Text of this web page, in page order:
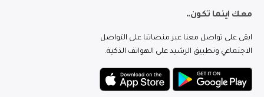
معك اينما تكون..
ابقى على تواصل معنا عبر منصاتنا على التواصل
الاجتماعي وتطبيق الرشيد على الهواتف الذكية.